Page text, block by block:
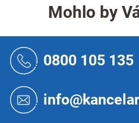
á
d
i
e
v
k
Mohlo by
0800 105 135